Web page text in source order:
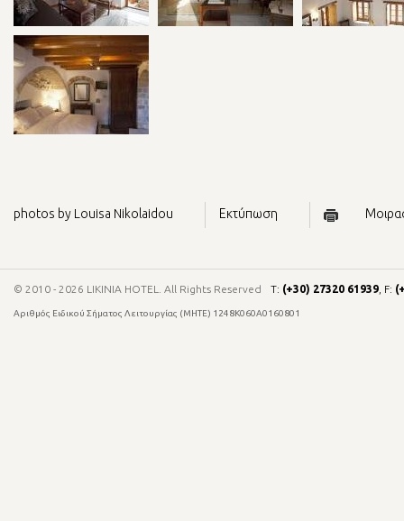
photos by Louisa Nikolaidou Εκτύπωση
© 2010 - 2026 LIKINIA HOTEL. All Rights Reserved Τ: (+30) 27320 61939 , F:
Αριθμός Ειδικού Σήματος Λειτουργίας (ΜΗΤΕ) 1248Κ060Α0160801